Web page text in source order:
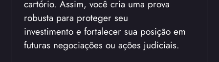
cartório. Assim, você cria uma prova
robusta para proteger seu
investimento e fortalecer sua posição em
futuras negociações ou ações judiciais.